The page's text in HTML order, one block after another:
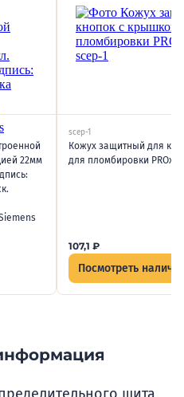
22мм
scep-1
Кожух защитный для
для пломбировки
107,1 ₽
Посмотреть